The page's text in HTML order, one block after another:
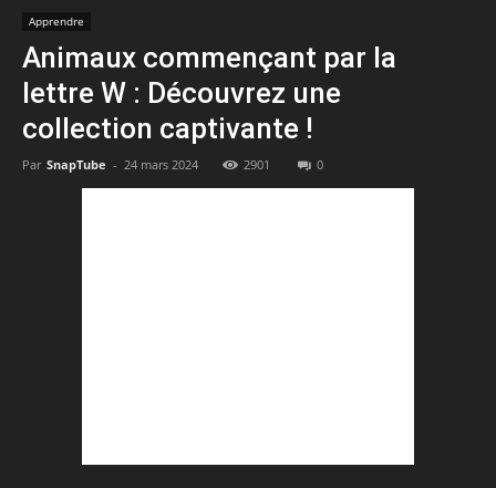
Apprendre
Animaux commençant par la
lettre W : Découvrez une
collection captivante !
Par SnapTube - 24 mars 2024 2901 0